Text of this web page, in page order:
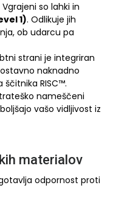
Vgrajeni so lahki in
1). Odlikuje jih
ob udarcu pa
strani je integriran
naknadno
RISC™.
nameščeni
vašo vidljivost iz
materialov
odpornost proti